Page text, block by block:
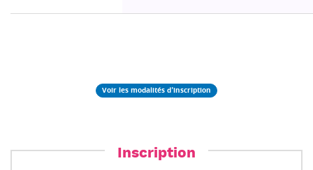
Voir les modalités d'inscription
Inscription